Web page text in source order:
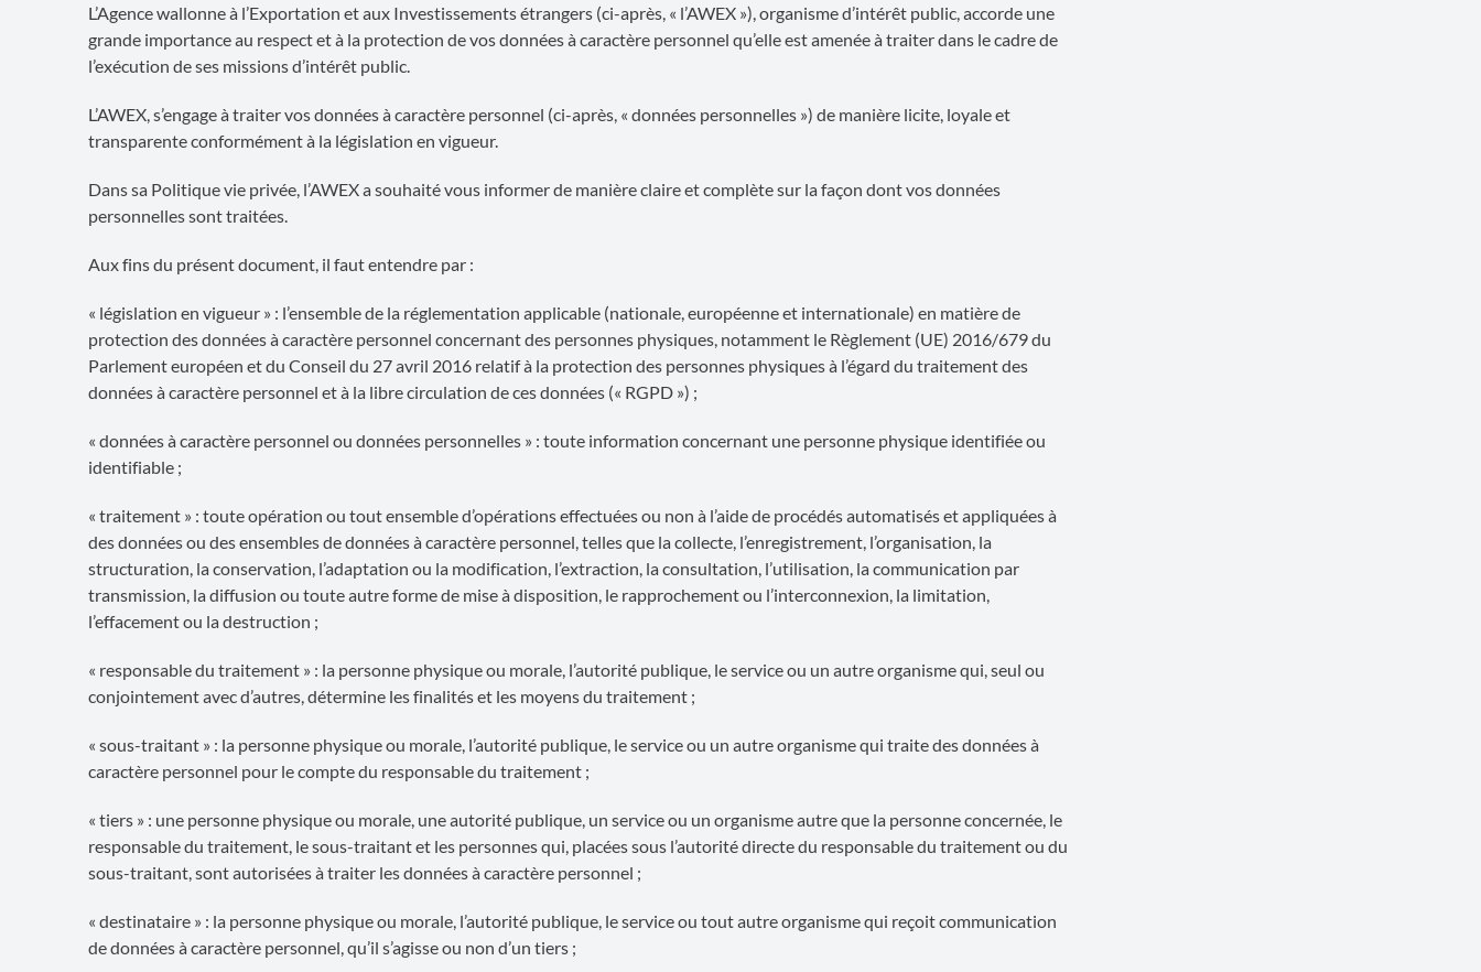
L’Agence wallonne à l’Exportation et aux Investissements étrangers (ci-après, « l’AWEX »), organisme d’intérêt public, accorde une
grande importance au respect et à la protection de vos données à caractère personnel qu’elle est amenée à traiter dans le cadre de
l’exécution de ses missions d’intérêt public.
L’AWEX, s’engage à traiter vos données à caractère personnel (ci-après, « données personnelles ») de manière licite, loyale et
transparente conformément à la législation en vigueur.
Dans sa Politique vie privée, l’AWEX a souhaité vous informer de manière claire et complète sur la façon dont vos données
personnelles sont traitées.
Aux fins du présent document, il faut entendre par :
« législation en vigueur » : l’ensemble de la réglementation applicable (nationale, européenne et internationale) en matière de
protection des données à caractère personnel concernant des personnes physiques, notamment le Règlement (UE) 2016/679 du
Parlement européen et du Conseil du 27 avril 2016 relatif à la protection des personnes physiques à l’égard du traitement des
données à caractère personnel et à la libre circulation de ces données (« RGPD ») ;
« données à caractère personnel ou données personnelles » : toute information concernant une personne physique identifiée ou
identifiable ;
« traitement » : toute opération ou tout ensemble d’opérations effectuées ou non à l’aide de procédés automatisés et appliquées à
des données ou des ensembles de données à caractère personnel, telles que la collecte, l’enregistrement, l’organisation, la
structuration, la conservation, l’adaptation ou la modification, l’extraction, la consultation, l’utilisation, la communication par
transmission, la diffusion ou toute autre forme de mise à disposition, le rapprochement ou l’interconnexion, la limitation,
l’effacement ou la destruction ;
« responsable du traitement » : la personne physique ou morale, l’autorité publique, le service ou un autre organisme qui, seul ou
conjointement avec d’autres, détermine les finalités et les moyens du traitement ;
« sous-traitant » : la personne physique ou morale, l’autorité publique, le service ou un autre organisme qui traite des données à
caractère personnel pour le compte du responsable du traitement ;
« tiers » : une personne physique ou morale, une autorité publique, un service ou un organisme autre que la personne concernée, le
responsable du traitement, le sous-traitant et les personnes qui, placées sous l’autorité directe du responsable du traitement ou du
sous-traitant, sont autorisées à traiter les données à caractère personnel ;
« destinataire » : la personne physique ou morale, l’autorité publique, le service ou tout autre organisme qui reçoit communication
de données à caractère personnel, qu’il s’agisse ou non d’un tiers ;